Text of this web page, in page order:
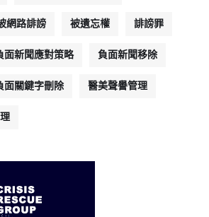
網路誹謗 被遺忘權 誹謗罪
面新聞應對策略 負面新聞移除
面關鍵字刪除 醫美聲譽管理